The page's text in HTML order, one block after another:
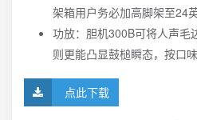
架箱用户务必加高脚架至24
功放：胆机300B可将人声毛
则更能凸显鼓槌瞬态，按口味
点此下载